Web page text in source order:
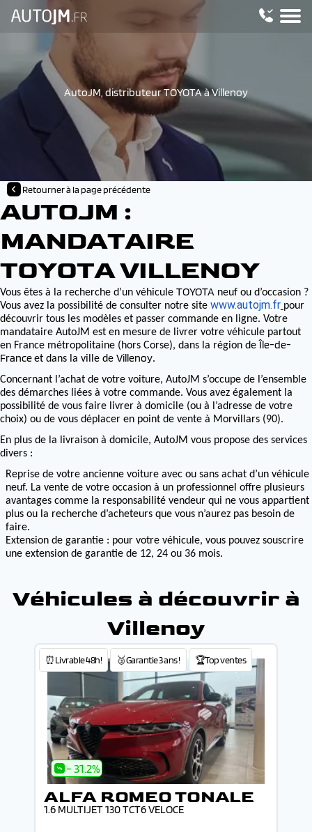
AutoJM, distributeur TOYOTA à Villenoy
Retourner à la page précédente
AUTOJM :
MANDATAIRE
TOYOTA VILLENOY
Vous êtes à la recherche d’un véhicule TOYOTA neuf ou d’occasion ?
Vous avez la possibilité de consulter notre site www.autojm.fr pour
découvrir tous les modèles et passer commande en ligne. Votre
mandataire AutoJM est en mesure de livrer votre véhicule partout
en France métropolitaine (hors Corse), dans la région de Île-de-
Franceet dans la ville de Villenoy.
Concernant l’achat de votre voiture, AutoJM s’occupe de l’ensemble
des démarches liées à votre commande. Vous avez également la
possibilité de vous faire livrer à domicile (ou à l’adresse de votre
choix) ou de vous déplacer en point de vente à Morvillars (90).
En plus de la livraison à domicile, AutoJM vous propose des services
divers :
Reprise de votre ancienne voiture avec ou sans achat d’un véhicule
neuf. La vente de votre occasion à un professionnel offre plusieurs
avantages comme la responsabilité vendeur qui ne vous appartient
plus ou la recherche d’acheteurs que vous n’aurez pas besoin de
faire.
Extension de garantie : pour votre véhicule, vous pouvez souscrire
une extension de garantie de 12, 24 ou 36 mois.
Véhicules à découvrir à
Villenoy
⏰Livrable 48h! 🥉Garantie 3 ans ! 🏆Top ventes
- 31.2%
ALFA ROMEO TONALE
1.6 MULTIJET 130 TCT6 VELOCE